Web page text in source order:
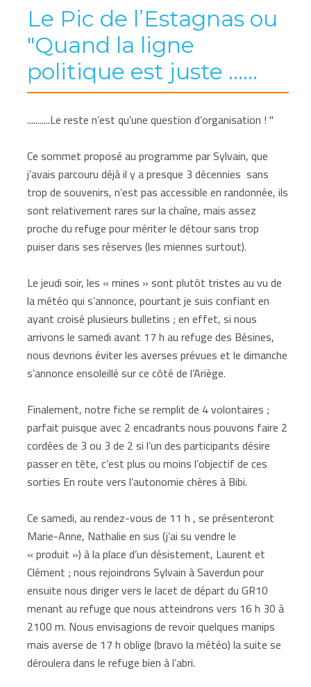
Le Pic de l’Estagnas ou
"Quand la ligne
politique est juste ……
...........Le reste n’est qu’une question d’organisation ! "
Ce sommet proposé au programme par Sylvain, que
j’avais parcouru déjà il y a presque 3 décennies sans
trop de souvenirs, n’est pas accessible en randonnée, ils
sont relativement rares sur la chaîne, mais assez
proche du refuge pour mériter le détour sans trop
puiser dans ses réserves (les miennes surtout).
Le jeudi soir, les « mines » sont plutôt tristes au vu de
la météo qui s’annonce, pourtant je suis confiant en
ayant croisé plusieurs bulletins ; en effet, si nous
arrivons le samedi avant 17 h au refuge des Bésines,
nous devrions éviter les averses prévues et le dimanche
s’annonce ensoleillé sur ce côté de l’Ariège.
Finalement, notre fiche se remplit de 4 volontaires ;
parfait puisque avec 2 encadrants nous pouvons faire 2
cordées de 3 ou 3 de 2 si l’un des participants désire
passer en tête, c’est plus ou moins l’objectif de ces
sorties En route vers l’autonomie chères à Bibi.
Ce samedi, au rendez-vous de 11 h , se présenteront
Marie-Anne, Nathalie en sus (j’ai su vendre le
« produit ») à la place d’un désistement, Laurent et
Clément ; nous rejoindrons Sylvain à Saverdun pour
ensuite nous diriger vers le lacet de départ du GR10
menant au refuge que nous atteindrons vers 16 h 30 à
2100 m. Nous envisagions de revoir quelques manips
mais averse de 17 h oblige (bravo la météo) la suite se
déroulera dans le refuge bien à l’abri.